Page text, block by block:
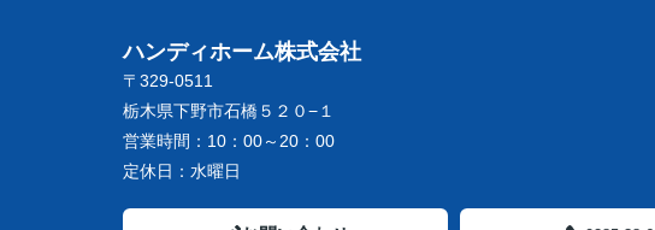
ハンディホーム株式会社
〒329-0511
栃木県下野市石橋５２０−１
営業時間： 10：00～20：00
定休日： 水曜日